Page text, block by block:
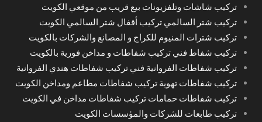
تركيب شاشات وتلفزيونات بيع قريب من موقعي الكويت
تركيب شتر السالمي تركيب أقفال شتر السالمي الكويت
تركيب شترات المنيوم للكراج و المصانع والشركات بالكويت
تركيب شفاط فني تركيب شفاطات و مداخن فورية بالكويت
تركيب شفاطات الفروانية فني تركيب شفاطات هندي الفروانية
تركيب شفاطات تهوية تركيب شفاطات مطاعم ومداخن الكويت
تركيب شفاطات حمامات تركيب شفاطات مداخن في الكويت
تركيب طابعات للشركات والمؤسسات الكويت